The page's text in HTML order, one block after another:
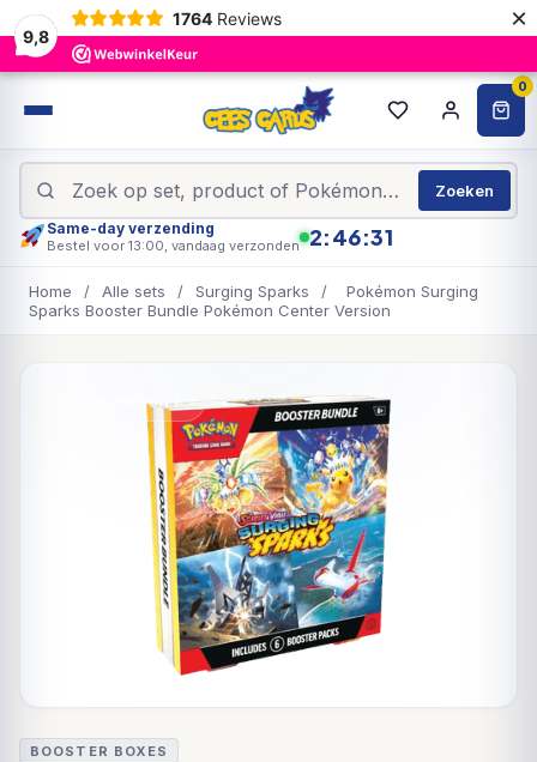
9,8
1764 Reviews ×
0
Zoeken
Same-day verzending
Bestel voor 13:00, vandaag verzonden 2:46:31
Home / Alle sets / Surging Sparks /
Pokémon Surging
Sparks Booster Bundle Pokémon Center Version
UITVERKOCHT
BOOSTER BOXES